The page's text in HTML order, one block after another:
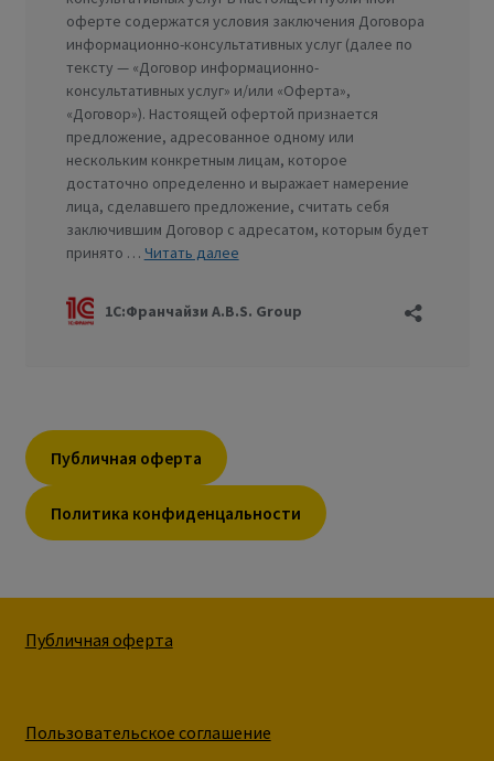
Публичная оферта
Политика конфиденцальности
Публичная оферта
Пользовательское соглашение